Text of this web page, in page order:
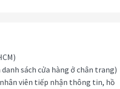
sách cửa hàng ở chân trang)
viên tiếp nhận thông tin, hồ